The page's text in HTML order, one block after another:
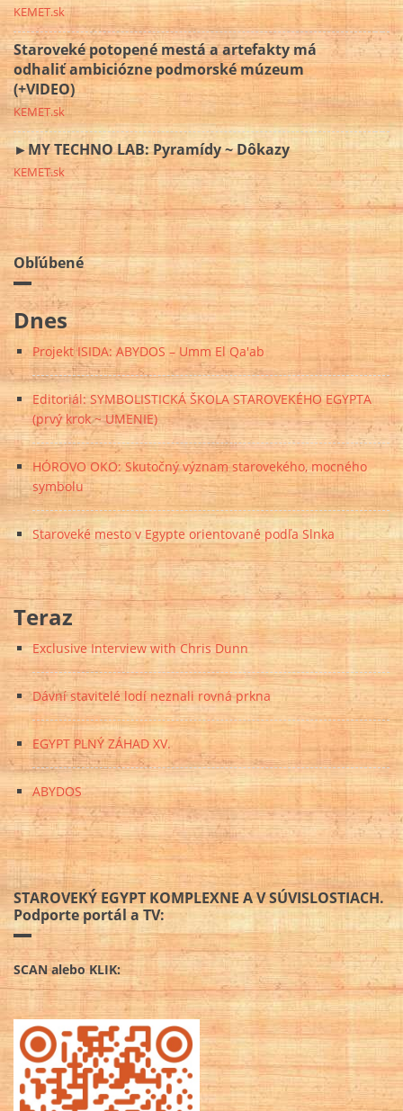
KEMET.sk
Staroveké potopené mestá a artefakty má
odhaliť ambiciózne podmorské múzeum
(+VIDEO)
KEMET.sk
►MY TECHNO LAB: Pyramídy ~ Dôkazy
KEMET.sk
Obľúbené
Dnes
Projekt ISIDA: ABYDOS – Umm El Qa'ab
Editoriál: SYMBOLISTICKÁ ŠKOLA STAROVEKÉHO EGYPTA
(prvý krok ~ UMENIE)
HÓROVO OKO: Skutočný význam starovekého, mocného
symbolu
Staroveké mesto v Egypte orientované podľa Slnka
Teraz
Exclusive Interview with Chris Dunn
Dávní stavitelé lodí neznali rovná prkna
EGYPT PLNÝ ZÁHAD XV.
ABYDOS
STAROVEKÝ EGYPT KOMPLEXNE A V SÚVISLOSTIACH.
Podporte portál a TV:
SCAN alebo KLIK: